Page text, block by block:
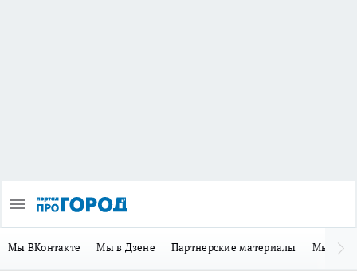
Мы ВКонтакте Мы в Дзене Партнерские материалы Мы в